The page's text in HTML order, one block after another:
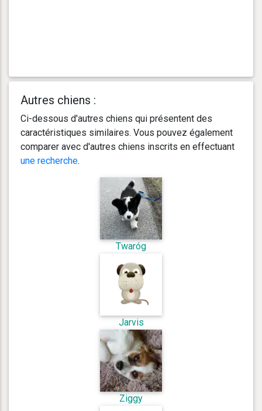
Autres chiens :
Ci-dessous d'autres chiens qui présentent des
caractéristiques similaires. Vous pouvez également
comparer avec d'autres chiens inscrits en effectuant
une recherche.
Twaróg
Jarvis
Ziggy